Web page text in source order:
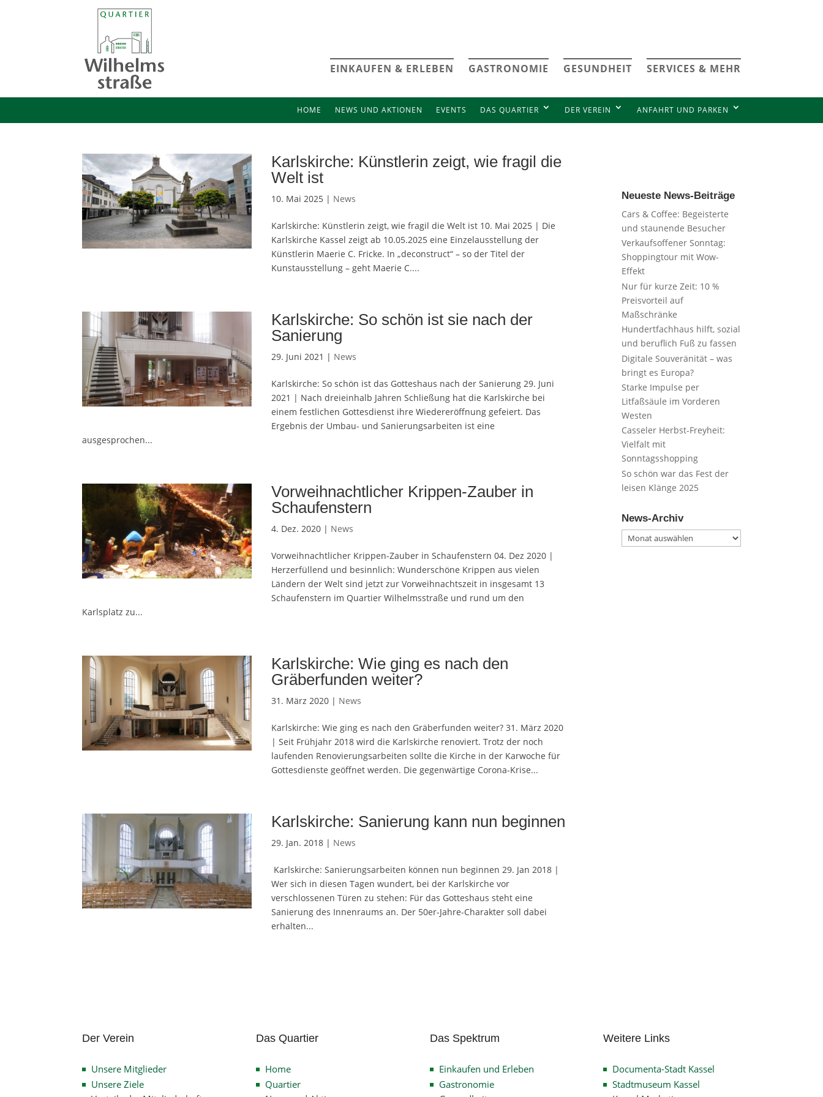
EINKAUFEN & ERLEBEN GASTRONOMIE GESUNDHEIT SERVICES & MEHR
HOME NEWS UND AKTIONEN EVENTS DAS QUARTIER DER VEREIN ANFAHRT UND PARKEN
Karlskirche: Künstlerin zeigt, wie fragil die
Welt ist
10. Mai 2025 | News
Karlskirche: Künstlerin zeigt, wie fragil die Welt ist 10. Mai 2025 | Die
Karlskirche Kassel zeigt ab 10.05.2025 eine Einzelausstellung der
Künstlerin Maerie C. Fricke. In „deconstruct“ – so der Titel der
Kunstausstellung – geht Maerie C....
Karlskirche: So schön ist sie nach der
Sanierung
29. Juni 2021 | News
Karlskirche: So schön ist das Gotteshaus nach der Sanierung 29. Juni
2021 | Nach dreieinhalb Jahren Schließung hat die Karlskirche bei
einem festlichen Gottesdienst ihre Wiedereröffnung gefeiert. Das
Ergebnis der Umbau- und Sanierungsarbeiten ist eine
ausgesprochen...
Vorweihnachtlicher Krippen-Zauber in
Schaufenstern
4. Dez. 2020 | News
Vorweihnachtlicher Krippen-Zauber in Schaufenstern 04. Dez 2020 |
Herzerfüllend und besinnlich: Wunderschöne Krippen aus vielen
Ländern der Welt sind jetzt zur Vorweihnachtszeit in insgesamt 13
Schaufenstern im Quartier Wilhelmsstraße und rund um den
Karlsplatz zu...
Karlskirche: Wie ging es nach den
Gräberfunden weiter?
31. März 2020 | News
Karlskirche: Wie ging es nach den Gräberfunden weiter? 31. März 2020
| Seit Frühjahr 2018 wird die Karlskirche renoviert. Trotz der noch
laufenden Renovierungsarbeiten sollte die Kirche in der Karwoche für
Gottesdienste geöffnet werden. Die gegenwärtige Corona-Krise...
Karlskirche: Sanierung kann nun beginnen
29. Jan. 2018 | News
Karlskirche: Sanierungsarbeiten können nun beginnen 29. Jan 2018 |
Wer sich in diesen Tagen wundert, bei der Karlskirche vor
verschlossenen Türen zu stehen: Für das Gotteshaus steht eine
Sanierung des Innenraums an. Der 50er-Jahre-Charakter soll dabei
erhalten...
Neueste News-Beiträge
Cars & Coffee: Begeisterte
und staunende Besucher
Verkaufsoffener Sonntag:
Shoppingtour mit Wow-
Effekt
Nur für kurze Zeit: 10 %
Preisvorteil auf
Maßschränke
Hundertfachhaus hilft, sozial
und beruflich Fuß zu fassen
Digitale Souveränität – was
bringt es Europa?
Starke Impulse per
Litfaßsäule im Vorderen
Westen
Casseler Herbst-Freyheit:
Vielfalt mit
Sonntagsshopping
So schön war das Fest der
leisen Klänge 2025
News-Archiv
News-
Archiv
Der Verein
Unsere Mitglieder
Unsere Ziele
Das Quartier
Home
Quartier
Das Spektrum
Einkaufen und Erleben
Gastronomie
Weitere Links
Documenta-Stadt Kassel
Stadtmuseum Kassel